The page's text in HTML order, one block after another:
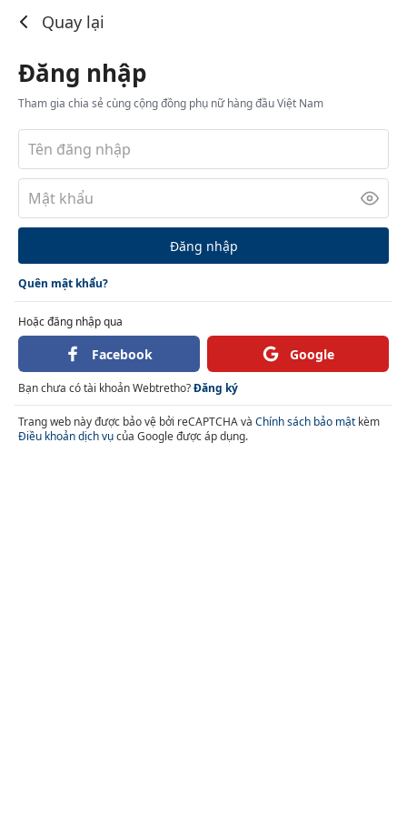
Quay lại
Đăng nhập
Tham gia chia sẻ cùng cộng đồng phụ nữ hàng đầu Việt Nam
Đăng nhập
Quên mật khẩu?
Hoặc đăng nhập qua
Facebook Google
Bạn chưa có tài khoản Webtretho?Đăng ký
Trang web này được bảo vệ bởi reCAPTCHA và Chính sách bảo mật kèm
Điều khoản dịch vụcủa Google được áp dụng.